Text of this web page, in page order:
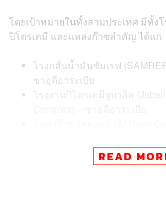
โดยเป้าหมายในทั้งสามประเทศ มีทั้ง
ปิโตรเคมี และแหล่งก๊าซสำคัญ ได้แก่
โรงกลั่นน้ำมันซัมเรฟ
ซาอุดีอาระเบีย
โรงงานปิโตรเคมีจูบาอิล (Jubail
โรงงานปิโตรเคมีเมไซอีด
Complex) – กาตาร์
READ